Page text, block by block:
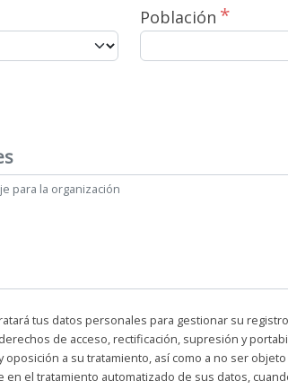
Población
tratará tus datos personales para gestionar su
de acceso, rectificación, supresión y
oposición a su tratamiento, así como a no ser
en el tratamiento automatizado de sus datos,